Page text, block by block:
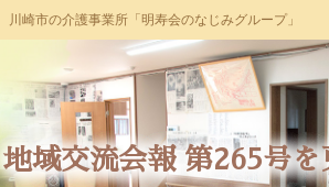
川崎市の介護事業所「明寿会のなじみグループ」
地域交流会報 第265号を